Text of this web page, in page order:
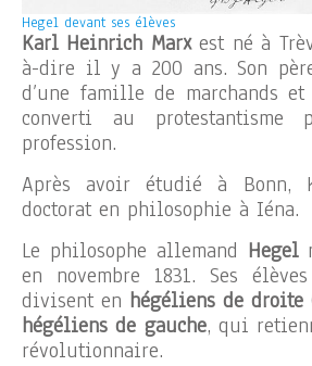
Hegel devant ses élèves
Karl Heinrich Marxest né à
à-dire il y a 200 ans. Son
d’une famille de marchands et
converti au protestantisme
profession.
Après avoir étudié à Bonn,
doctorat en philosophie à Iéna.
Le philosophe allemand Hegel
en novembre 1831. Ses
divisent en hégéliens de droite
hégéliens de gauche, qui
révolutionnaire.